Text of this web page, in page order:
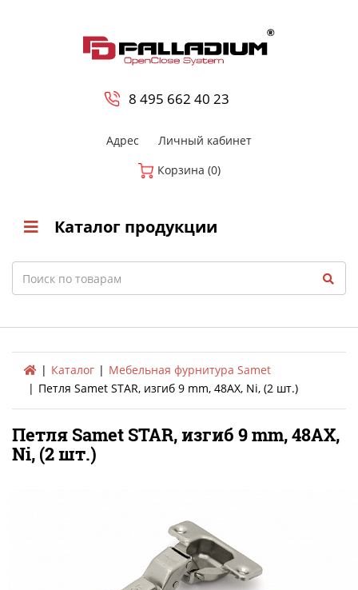
8 495 662 40 23
Адрес
Личный кабинет
Корзина (0)
Каталог продукции
Search
Каталог
Мебельная фурнитура Samet
Петля Samet STAR, изгиб 9 mm, 48AX, Ni, (2 шт.)
Петля Samet STAR, изгиб 9 mm, 48AX,
Ni, (2 шт.)